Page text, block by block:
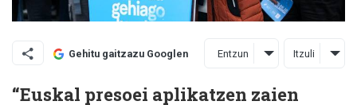
Gehitu gaitzazu Googlen Entzun Itzuli
“Euskal presoei aplikatzen zaien